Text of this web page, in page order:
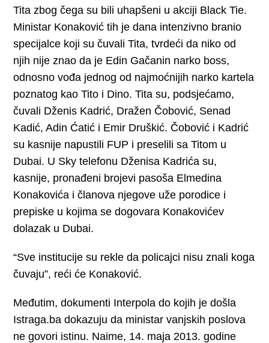
Tita zbog čega su bili uhapšeni u akciji Black Tie.
Ministar Konaković tih je dana intenzivno branio
specijalce koji su čuvali Tita, tvrdeći da niko od
njih nije znao da je Edin Gačanin narko boss,
odnosno vođa jednog od najmoćnijih narko kartela
poznatog kao Tito i Dino. Tita su, podsjećamo,
čuvali Dženis Kadrić, Dražen Čobović, Senad
Kadić, Adin Ćatić i Emir Druškić. Čobović i Kadrić
su kasnije napustili FUP i preselili sa Titom u
Dubai. U Sky telefonu Dženisa Kadrića su,
kasnije, pronađeni brojevi pasoša Elmedina
Konakovića i članova njegove uže porodice i
prepiske u kojima se dogovara Konakovićev
dolazak u Dubai.
“Sve institucije su rekle da policajci nisu znali koga
čuvaju”, reći će Konaković.
Međutim, dokumenti Interpola do kojih je došla
Istraga.ba dokazuju da ministar vanjskih poslova
ne govori istinu. Naime, 14. maja 2013. godine